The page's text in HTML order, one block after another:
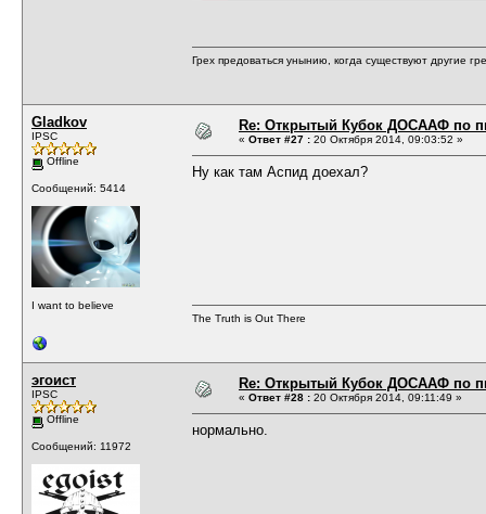
Грех предоваться унынию, когда существуют другие
Gladkov
IPSC
Offline
Сообщений: 5414
I want to believe
Re: Открытый Кубок ДОСААФ по
« Ответ #27 : 20 Октября 2014, 09:03:52 »
Ну как там Аспид доехал?
The Truth is Out There
эгоист
IPSC
Offline
Сообщений: 11972
Re: Открытый Кубок ДОСААФ по
« Ответ #28 : 20 Октября 2014, 09:11:49 »
нормально.